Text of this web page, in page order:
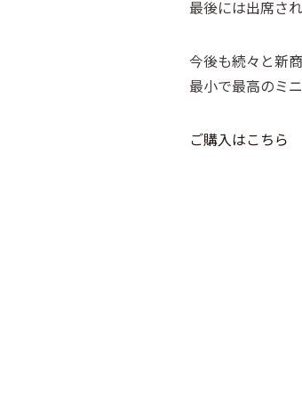
最後には出席さ
今後も続々と新
最小で最高のミ
ご購入はこちら